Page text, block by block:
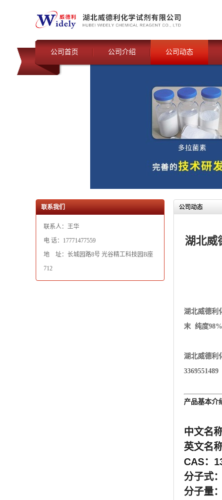
公司首页 公司介绍 公司动态
联系我们
联系人：王华
电 话：17771477559
地 址：长城园路8号 光谷精工科技园B座
712
公司动态
湖北威
湖北威德利
末 纯度
湖北威德利
3369551489
产品基本介
中文名
英文名
CAS：
分子式
分子量